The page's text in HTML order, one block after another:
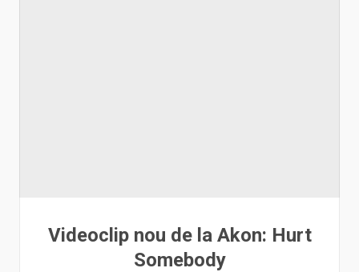
Videoclip nou de la Akon: Hurt
Somebody